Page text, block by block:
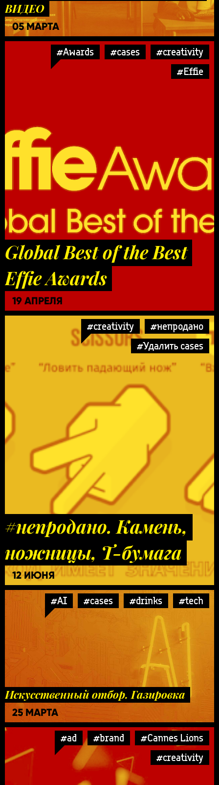
ВИДЕО
05 МАРТА
#Awards #cases
#creativity
#Effie
Global Best of the Best
Effie Awards
19 АПРЕЛЯ
#creativity
#непродано
#Удалить cases
#непродано. Камень,
ножницы, Т-бумага
12 ИЮНЯ
#AI #cases #drinks #tech
Искусственный отбор. Газировка
25 МАРТА
#ad #brand
#Cannes Lions
#creativity